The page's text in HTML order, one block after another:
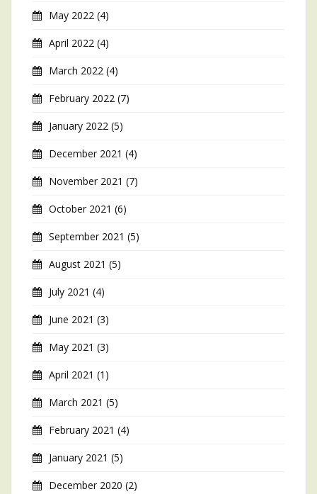
May 2022 (4)
April 2022 (4)
March 2022 (4)
February 2022 (7)
January 2022 (5)
December 2021 (4)
November 2021 (7)
October 2021 (6)
September 2021 (5)
August 2021 (5)
July 2021 (4)
June 2021 (3)
May 2021 (3)
April 2021 (1)
March 2021 (5)
February 2021 (4)
January 2021 (5)
December 2020 (2)